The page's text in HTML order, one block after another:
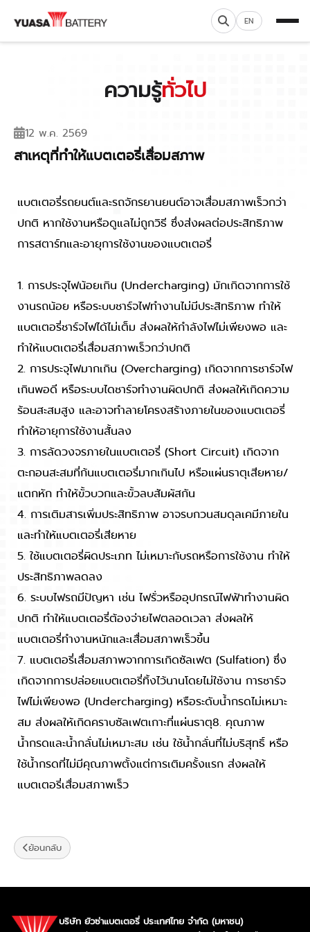
EN
ความรู้ทั่วไป
12 พ.ค. 2569
สาเหตุที่ทำให้แบตเตอรี่เสื่อมสภาพ
แบตเตอรี่รถยนต์และรถจักรยานยนต์อาจเสื่อมสภาพเร็วกว่า
ปกติ หากใช้งานหรือดูแลไม่ถูกวิธี ซึ่งส่งผลต่อประสิทธิภาพ
การสตาร์ทและอายุการใช้งานของแบตเตอรี่
1. การประจุไฟน้อยเกิน (Undercharging) มักเกิดจากการใช้
งานรถน้อย หรือระบบชาร์จไฟทำงานไม่มีประสิทธิภาพ ทำให้
แบตเตอรี่ชาร์จไฟได้ไม่เต็ม ส่งผลให้กำลังไฟไม่เพียงพอ และ
ทำให้แบตเตอรี่เสื่อมสภาพเร็วกว่าปกติ
2. การประจุไฟมากเกิน (Overcharging) เกิดจากการชาร์จไฟ
เกินพอดี หรือระบบไดชาร์จทำงานผิดปกติ ส่งผลให้เกิดความ
ร้อนสะสมสูง และอาจทำลายโครงสร้างภายในของแบตเตอรี่
ทำให้อายุการใช้งานสั้นลง
3. การลัดวงจรภายในแบตเตอรี่ (Short Circuit) เกิดจาก
ตะกอนสะสมที่ก้นแบตเตอรี่มากเกินไป หรือแผ่นธาตุเสียหาย/
แตกหัก ทำให้ขั้วบวกและขั้วลบสัมผัสกัน
4. การเติมสารเพิ่มประสิทธิภาพ อาจรบกวนสมดุลเคมีภายใน
และทำให้แบตเตอรี่เสียหาย
5. ใช้แบตเตอรี่ผิดประเภท ไม่เหมาะกับรถหรือการใช้งาน ทำให้
ประสิทธิภาพลดลง
6. ระบบไฟรถมีปัญหา เช่น ไฟรั่วหรืออุปกรณ์ไฟฟ้าทำงานผิด
ปกติ ทำให้แบตเตอรี่ต้องจ่ายไฟตลอดเวลา ส่งผลให้
แบตเตอรี่ทำงานหนักและเสื่อมสภาพเร็วขึ้น
7. แบตเตอรี่เสื่อมสภาพจากการเกิดซัลเฟต (Sulfation) ซึ่ง
เกิดจากการปล่อยแบตเตอรี่ทิ้งไว้นานโดยไม่ใช้งาน การชาร์จ
ไฟไม่เพียงพอ (Undercharging) หรือระดับน้ำกรดไม่เหมาะ
สม ส่งผลให้เกิดคราบซัลเฟตเกาะที่แผ่นธาตุ8. คุณภาพ
น้ำกรดและน้ำกลั่นไม่เหมาะสม เช่น ใช้น้ำกลั่นที่ไม่บริสุทธิ์ หรือ
ใช้น้ำกรดที่ไม่มีคุณภาพตั้งแต่การเติมครั้งแรก ส่งผลให้
แบตเตอรี่เสื่อมสภาพเร็ว
ย้อนกลับ
บริษัท ยัวซ่าแบตเตอรี่ ประเทศไทย จำกัด (มหาชน)